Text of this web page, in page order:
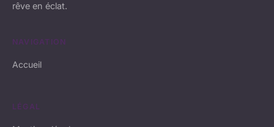
rêve en éclat.
NAVIGATION
Accueil
LÉGAL